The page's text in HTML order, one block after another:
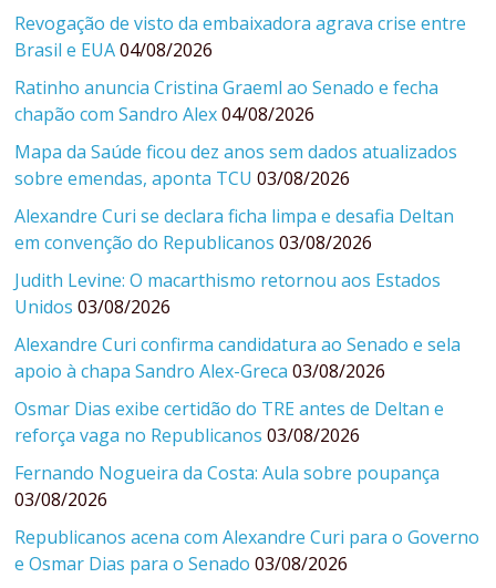
Revogação de visto da embaixadora agrava crise entre
Brasil e EUA 04/08/2026
Ratinho anuncia Cristina Graeml ao Senado e fecha
chapão com Sandro Alex 04/08/2026
Mapa da Saúde ficou dez anos sem dados atualizados
sobre emendas, aponta TCU 03/08/2026
Alexandre Curi se declara ficha limpa e desafia Deltan
em convenção do Republicanos 03/08/2026
Judith Levine: O macarthismo retornou aos Estados
Unidos 03/08/2026
Alexandre Curi confirma candidatura ao Senado e sela
apoio à chapa Sandro Alex-Greca 03/08/2026
Osmar Dias exibe certidão do TRE antes de Deltan e
reforça vaga no Republicanos 03/08/2026
Fernando Nogueira da Costa: Aula sobre poupança
03/08/2026
Republicanos acena com Alexandre Curi para o Governo
e Osmar Dias para o Senado 03/08/2026